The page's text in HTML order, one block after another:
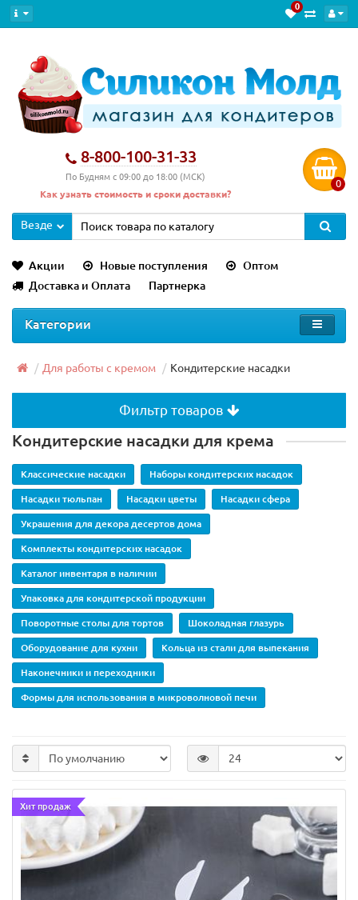
0
8-800-100-31-33
По Будням с 09:00 до 18:00 (МСК)
Как узнать стоимость и сроки доставки?
0
Везде
Акции Новые поступления
Оптом
Доставка и Оплата
Партнерка
Категории
Для работы с кремом Кондитерские насадки
Фильтр товаров
Кондитерские насадки для крема
Классические насадки Наборы кондитерских насадок
Насадки тюльпан Насадки цветы Насадки сфера
Украшения для декора десертов дома
Комплекты кондитерских насадок
Каталог инвентаря в наличии
Упаковка для кондитерской продукции
Поворотные столы для тортов Шоколадная глазурь
Оборудование для кухни Кольца из стали для выпекания
Наконечники и переходники
Формы для использования в микроволновой печи
Хит продаж